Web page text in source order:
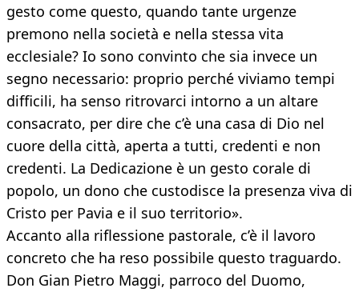
gesto come questo, quando tante urgenze
premono nella società e nella stessa vita
ecclesiale? Io sono convinto che sia invece un
segno necessario: proprio perché viviamo tempi
difficili, ha senso ritrovarci intorno a un altare
consacrato, per dire che c’è una casa di Dio nel
cuore della città, aperta a tutti, credenti e non
credenti. La Dedicazione è un gesto corale di
popolo, un dono che custodisce la presenza viva di
Cristo per Pavia e il suo territorio».
Accanto alla riflessione pastorale, c’è il lavoro
concreto che ha reso possibile questo traguardo.
Don Gian Pietro Maggi, parroco del Duomo,